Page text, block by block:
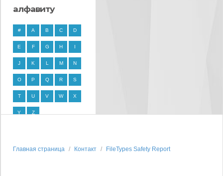
алфавиту
# A B C D
E F G H I
J K L M N
O P Q R S
T U V W X
Y Z
Главная страница Контакт FileTypes Safety Report